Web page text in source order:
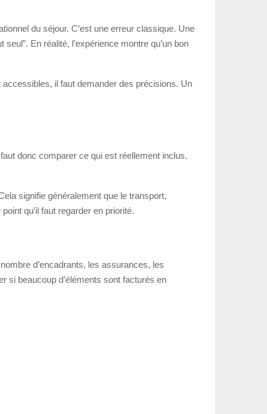
du séjour. C’est une erreur classique. Une
En réalité, l’expérience montre qu’un bon
il faut demander des précisions. Un
donc comparer ce qui est réellement inclus.
signifie généralement que le transport,
qu’il faut regarder en priorité.
d’encadrants, les assurances, les
si beaucoup d’éléments sont facturés en